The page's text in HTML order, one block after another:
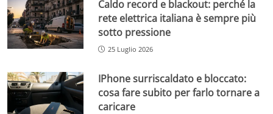
Caldo record e blackout: perché la
rete elettrica italiana è sempre più
sotto pressione
25 Luglio 2026
IPhone surriscaldato e bloccato:
cosa fare subito per farlo tornare a
caricare